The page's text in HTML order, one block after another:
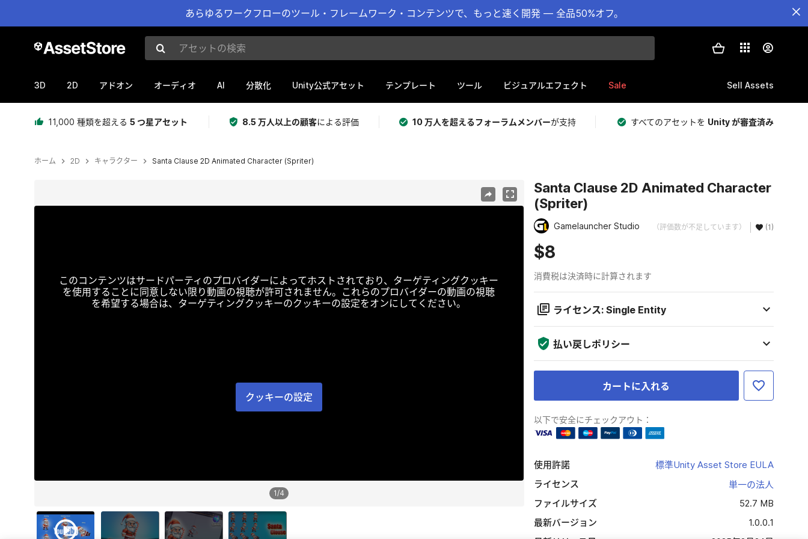
あらゆるワークフローのツール・フレームワーク・コンテンツで、もっと速く開発 — 全品50%オフ。
アセットの検索
3D 2D アドオン オーディオ AI 分散化 Unity公式アセット テンプレート ツール ビジュアルエフェクト Sale Sell Assets
11,000 種類を超える 5 つ星アセット 8.5 万人以上の顧客による評価 10 万人を超えるフォーラムメンバーが支持 すべてのアセットを Unity が審査済み
ホーム 2D キャラクター Santa Clause 2D Animated Character (Spriter)
このコンテンツはサードパーティのプロバイダーによってホストされており、ターゲティングクッキー
を使用することに同意しない限り動画の視聴が許可されません。これらのプロバイダーの動画の視聴
を希望する場合は、ターゲティングクッキーのクッキーの設定をオンにしてください。
クッキーの設定
1/4
Santa Clause 2D Animated Character
(Spriter)
Gamelauncher Studio （評価数が不足しています） (1)
$8
消費税は決済時に計算されます
ライセンス: Single Entity
払い戻しポリシー
カートに入れる
以下で安全にチェックアウト：
使用許諾
標準Unity Asset Store EULA
ライセンス
単一の法人
ファイルサイズ
52.7 MB
最新バージョン
1.0.0.1